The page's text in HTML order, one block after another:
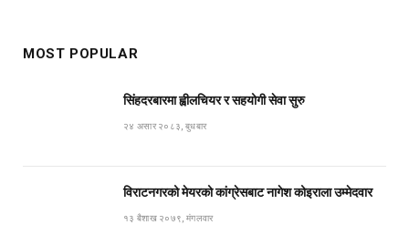
MOST POPULAR
सिंहदरबारमा ह्वीलचियर र सहयोगी सेवा सुरु
२४ असार २०८३, बुधबार
विराटनगरको मेयरको कांग्रेसबाट नागेश कोइराला उम्मेदवार
१३ बैशाख २०७९, मंगलवार